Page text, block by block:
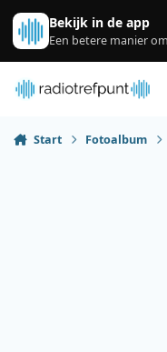
Spring naar bijdragen
Bekijk in de app
Een betere manier
Start Fotoalbum